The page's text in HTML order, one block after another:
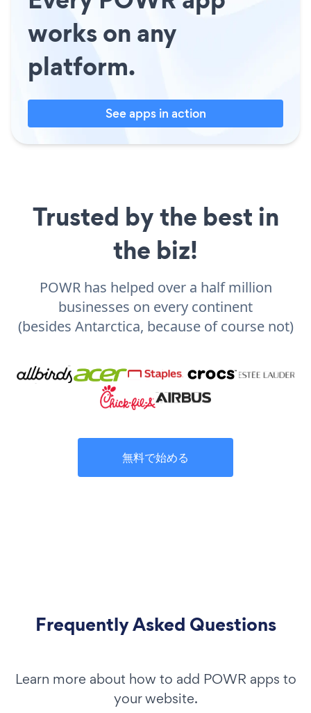
works on any
platform.
See apps in action
Trusted by the best in
the biz!
POWR has helped over a half million
businesses on every continent
(besides Antarctica, because of course not)
無料で始める
Frequently Asked Questions
Learn more about how to add POWR apps to
your website.